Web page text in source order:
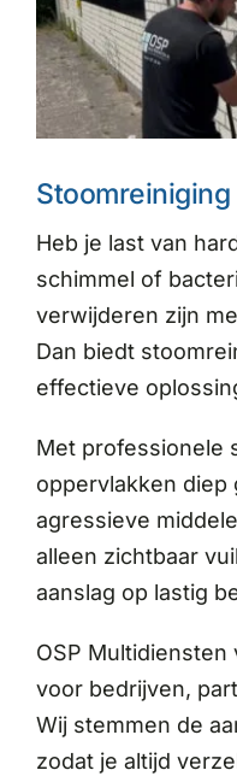
Stoomreiniging
Heb je last van
schimmel of
verwijderen zijn
Dan biedt
effectieve
Met professionele
oppervlakken diep
agressieve
alleen zichtbaar
aanslag op lastig
OSP
voor bedrijven,
Wij stemmen de
zodat je altijd